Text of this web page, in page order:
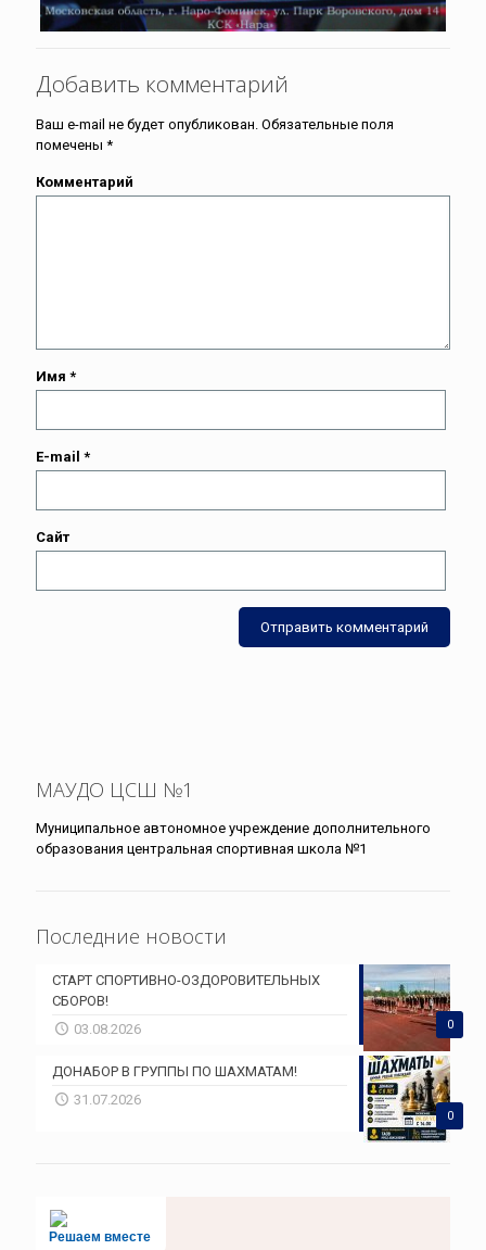
Добавить комментарий
Ваш e-mail не будет опубликован. Обязательные поля
помечены *
Комментарий
Имя *
E-mail *
Сайт
МАУДО ЦСШ №1
Муниципальное автономное учреждение дополнительного
образования центральная спортивная школа №1
Последние новости
0
СТАРТ СПОРТИВНО-ОЗДОРОВИТЕЛЬНЫХ
СБОРОВ!
03.08.2026
0
ДОНАБОР В ГРУППЫ ПО ШАХМАТАМ!
31.07.2026
Решаем вместе